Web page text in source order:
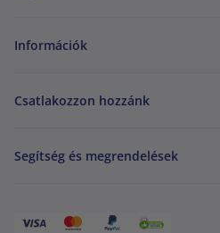
Információk
Csatlakozzon hozzánk
Segítség és megrendelések